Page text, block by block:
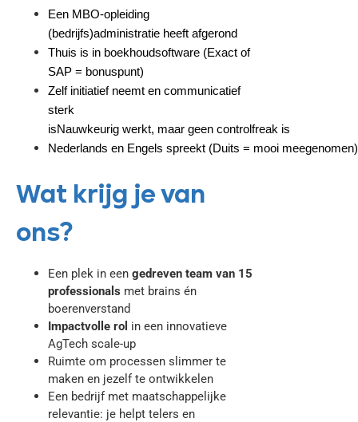
Een MBO-opleiding
(bedrijfs)administratie heeft afgerond
Thuis is in boekhoudsoftware (Exact of
SAP = bonuspunt)
Zelf initiatief neemt en communicatief
sterk
isNauwkeurig werkt, maar geen controlfreak is
Nederlands en Engels spreekt (Duits = mooi meegenomen)
Wat krijg je van
ons?
Een plek in een gedreven team van 15
professionals met brains én
boerenverstand
Impactvolle rol in een innovatieve
AgTech scale-up
Ruimte om processen slimmer te
maken en jezelf te ontwikkelen
Een bedrijf met maatschappelijke
relevantie: je helpt telers en